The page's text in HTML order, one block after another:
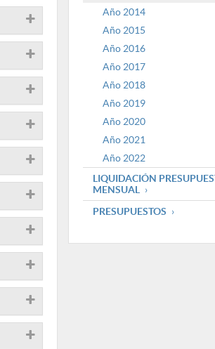
Año 2014
Año 2015
Año 2016
Año 2017
Año 2018
Año 2019
Año 2020
Año 2021
Año 2022
LIQUIDACIÓN
MENSUAL
PRESUPUESTOS